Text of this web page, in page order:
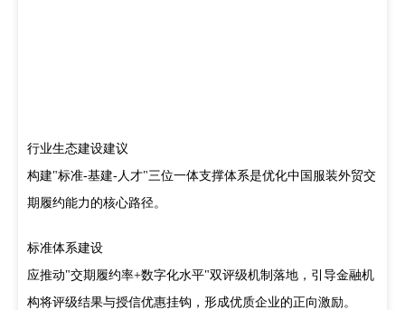
行业生态建设建议
构建"标准-基建-人才"三位一体支撑体系是优化中国服装外贸交
期履约能力的核心路径。
标准体系建设
应推动"交期履约率+数字化水平"双评级机制落地，引导金融机
构将评级结果与授信优惠挂钩，形成优质企业的正向激励。